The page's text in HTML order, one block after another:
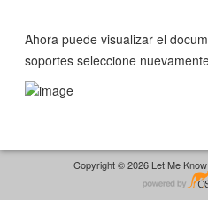
Ahora puede visualizar el
soportes seleccione
Copyright © 2026 Let Me